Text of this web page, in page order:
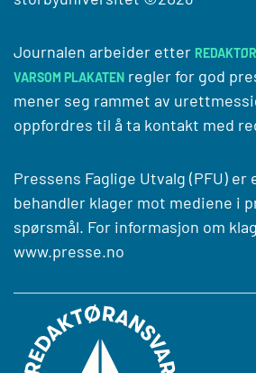
Journalen arbeider etter
VARSOM PLAKATEN regler for god
mener seg rammet av
oppfordres til å ta kontakt med
Pressens Faglige Utvalg (PFU) er
behandler klager mot mediene i
spørsmål. For informasjon om
www.presse.no